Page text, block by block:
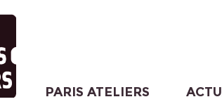
PARIS ATELIERS